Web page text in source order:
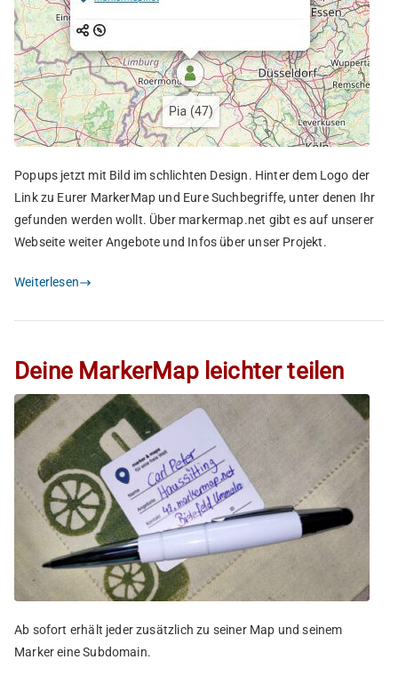
Popups jetzt mit Bild im schlichten Design. Hinter dem Logo der
Link zu Eurer MarkerMap und Eure Suchbegriffe, unter denen Ihr
gefunden werden wollt. Über markermap.net gibt es auf unserer
Webseite weiter Angebote und Infos über unser Projekt.
Weiterlesen
Deine MarkerMap leichter teilen
Ab sofort erhält jeder zusätzlich zu seiner Map und seinem
Marker eine Subdomain.